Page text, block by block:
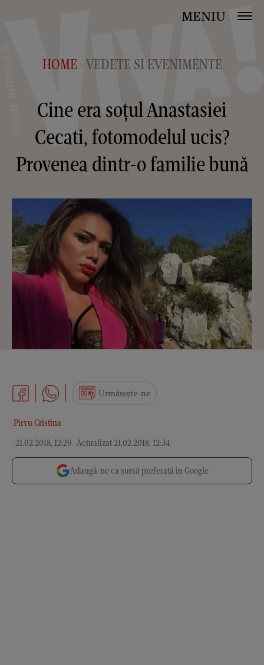
MENIU
HOME > VEDETE SI EVENIMENTE
Cine era soţul Anastasiei
Cecati, fotomodelul ucis?
Provenea dintr-o familie bună
Pirvu Cristina
21.02.2018, 12:29. Actualizat 21.02.2018, 12:34
Urmărește-ne
Adaugă-ne ca sursă preferată în Google